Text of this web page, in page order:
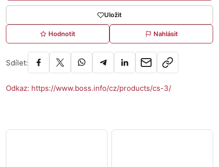
Uložit
Hodnotit Nahlásit
Sdílet:
Odkaz: https://www.boss.info/cz/products/cs-3/